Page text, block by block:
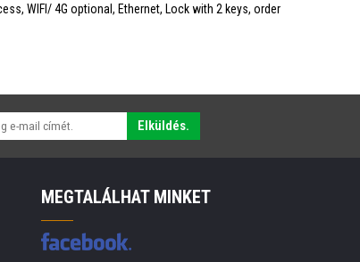
WIFI/ 4G optional, Ethernet, Lock with 2 keys, order
Elküldés.
MEGTALÁLHAT MINKET